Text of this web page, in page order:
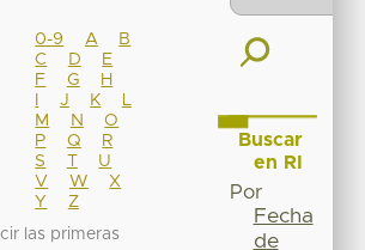
0-9 A
B
C
D
E
F
G
H
J K
M
N
O
P
Q
R
S
T
U
V
W
X
Y
Z
las primeras
Buscar
en RI
Por
Fecha
de